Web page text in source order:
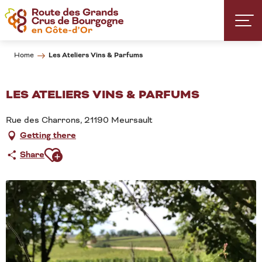
Aller
au
contenu
Home Les Ateliers Vins & Parfums
LES ATELIERS VINS & PARFUMS
Rue des Charrons, 21190 Meursault
Getting there
ShareAjouter aux favoris